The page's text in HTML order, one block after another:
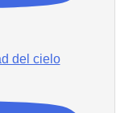
del cielo